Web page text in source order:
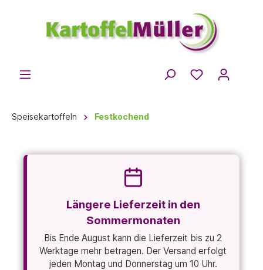
Speisekartoffeln Festkochend
Längere Lieferzeit in den
Sommermonaten
Bis Ende August kann die Lieferzeit bis zu 2
Werktage mehr betragen. Der Versand erfolgt
jeden Montag und Donnerstag um 10 Uhr.